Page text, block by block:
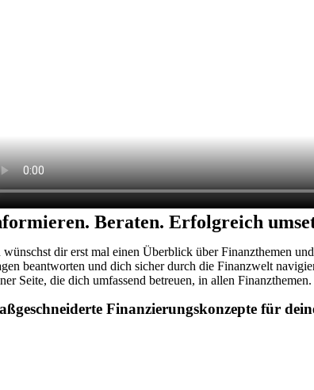
Beraten. Erfolgreich
wünschst dir erst mal einen Überblick über Finanzthemen
beantworten und dich sicher durch die Finanzwelt
Seite, die dich umfassend betreuen, in allen Finanzthemen.
Finanzierungs­konzepte für